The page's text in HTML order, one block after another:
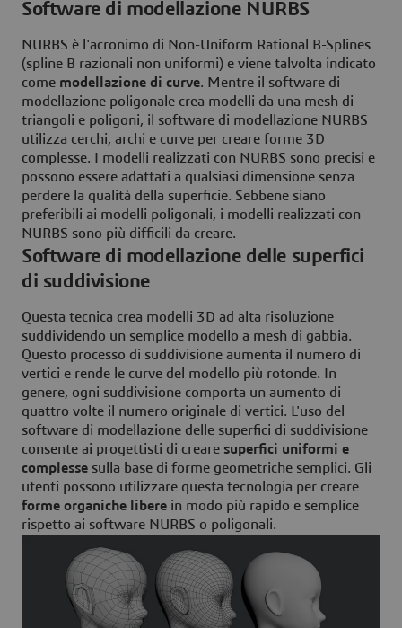
Software di modellazione NURBS
NURBS è l'acronimo di Non-Uniform Rational B-Splines
(spline B razionali non uniformi) e viene talvolta indicato
come modellazione di curve. Mentre il software di
modellazione poligonale crea modelli da una mesh di
triangoli e poligoni, il software di modellazione NURBS
utilizza cerchi, archi e curve per creare forme 3D
complesse. I modelli realizzati con NURBS sono precisi e
possono essere adattati a qualsiasi dimensione senza
perdere la qualità della superficie. Sebbene siano
preferibili ai modelli poligonali, i modelli realizzati con
NURBS sono più difficili da creare.
Software di modellazione delle superfici
di suddivisione
Questa tecnica crea modelli 3D ad alta risoluzione
suddividendo un semplice modello a mesh di gabbia.
Questo processo di suddivisione aumenta il numero di
vertici e rende le curve del modello più rotonde. In
genere, ogni suddivisione comporta un aumento di
quattro volte il numero originale di vertici. L'uso del
software di modellazione delle superfici di suddivisione
consente ai progettisti di creare superfici uniformi e
complesse sulla base di forme geometriche semplici. Gli
utenti possono utilizzare questa tecnologia per creare
forme organiche libere in modo più rapido e semplice
rispetto ai software NURBS o poligonali.